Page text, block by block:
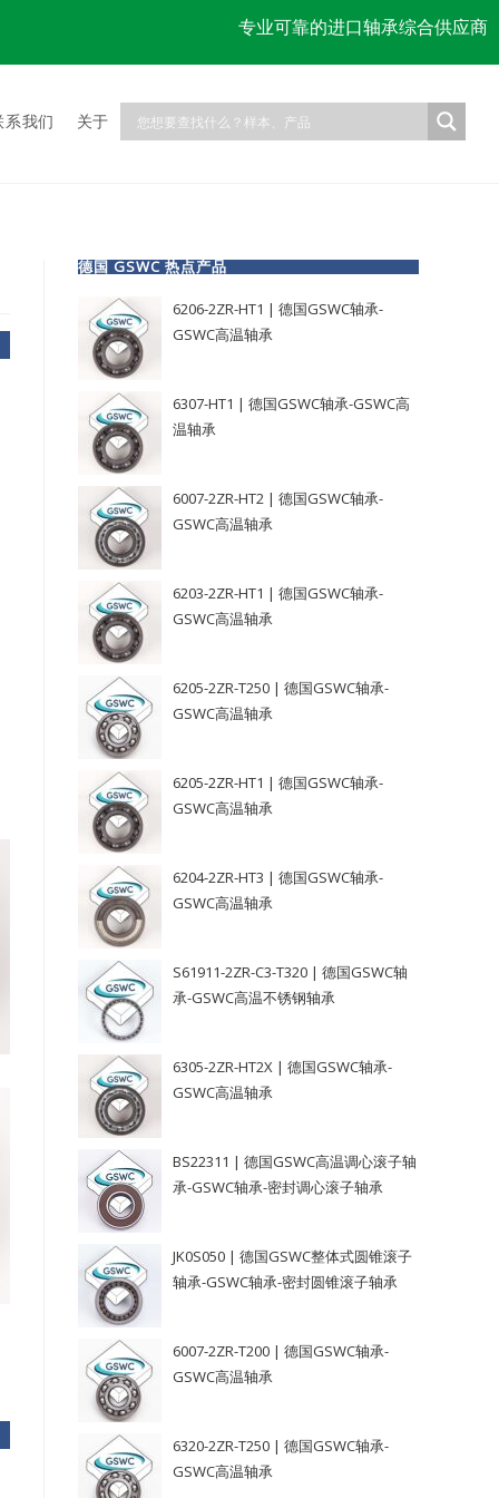
专业可靠的进口轴承综合供应商
系我们 关于
德国 GSWC 热点产品
6206-2ZR-HT1 | 德国GSWC轴承-
GSWC高温轴承
6307-HT1 | 德国GSWC轴承-GSWC高
温轴承
6007-2ZR-HT2 | 德国GSWC轴承-
GSWC高温轴承
6203-2ZR-HT1 | 德国GSWC轴承-
GSWC高温轴承
6205-2ZR-T250 | 德国GSWC轴承-
GSWC高温轴承
6205-2ZR-HT1 | 德国GSWC轴承-
GSWC高温轴承
6204-2ZR-HT3 | 德国GSWC轴承-
GSWC高温轴承
S61911-2ZR-C3-T320 | 德国GSWC轴
承-GSWC高温不锈钢轴承
6305-2ZR-HT2X | 德国GSWC轴承-
GSWC高温轴承
BS22311 | 德国GSWC高温调心滚子轴
承-GSWC轴承-密封调心滚子轴承
JK0S050 | 德国GSWC整体式圆锥滚子
轴承-GSWC轴承-密封圆锥滚子轴承
6007-2ZR-T200 | 德国GSWC轴承-
GSWC高温轴承
6320-2ZR-T250 | 德国GSWC轴承-
GSWC高温轴承